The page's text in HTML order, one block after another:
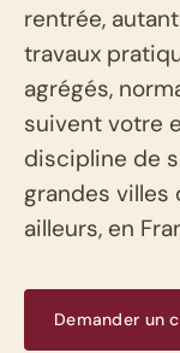
rentrée,
travaux
agrégés,
suivent votre
discipline de
grandes villes
ailleurs, en
Demander un